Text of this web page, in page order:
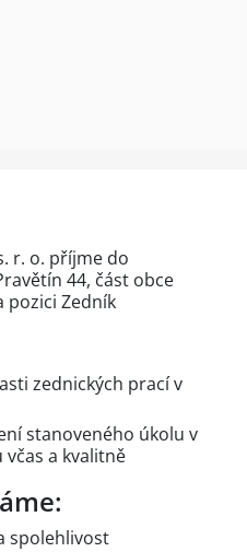
r. o. příjme do
44, část obce
pozici Zedník
zednických prací v
stanoveného úkolu v
a kvalitně
spolehlivost